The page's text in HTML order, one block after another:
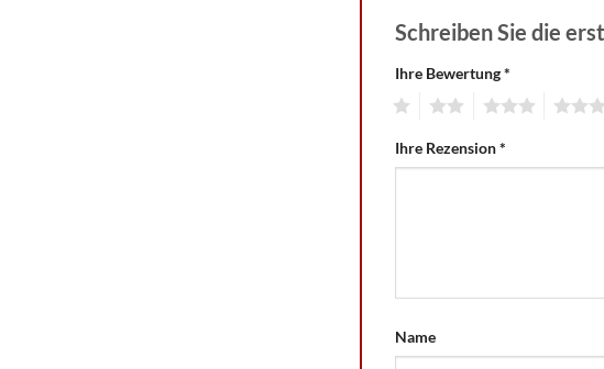
Schreiben Sie die
Ihre Bewertung*
Ihre Rezension*
Name